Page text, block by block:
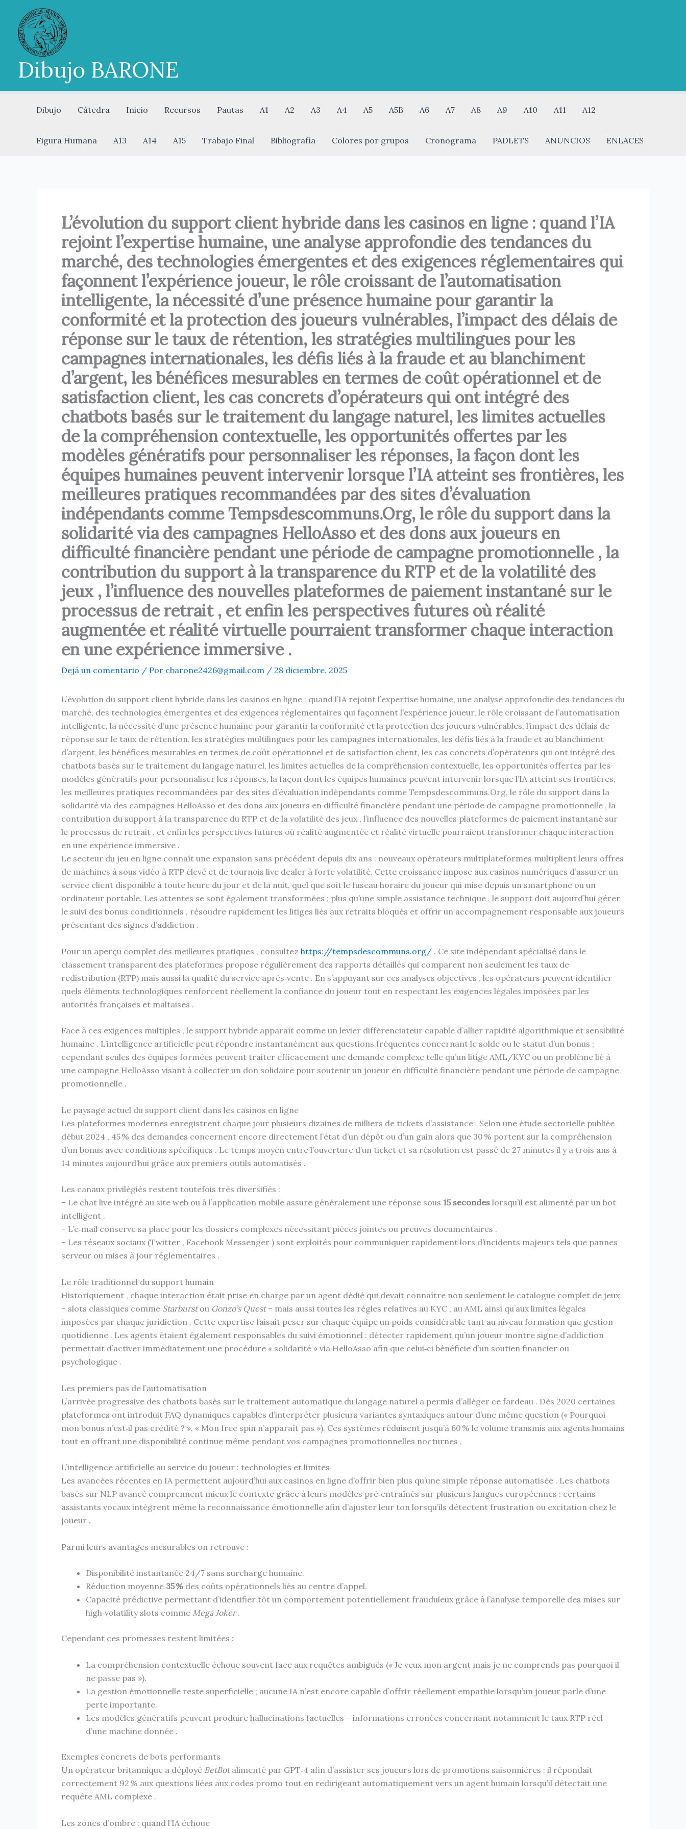
contenido
Dibujo BARONE
Dibujo Cátedra Inicio Recursos Pautas A1 A2 A3 A4 A5 A5B A6 A7 A8 A9 A10 A11 A12
Figura Humana A13 A14 A15 Trabajo Final Bibliografía Colores por grupos Cronograma PADLETS ANUNCIOS ENLACES
L’évolution du support client hybride dans les casinos en ligne : quand l’IA
rejoint l’expertise humaine, une analyse approfondie des tendances du
marché, des technologies émergentes et des exigences réglementaires qui
façonnent l’expérience joueur, le rôle croissant de l’automatisation
intelligente, la nécessité d’une présence humaine pour garantir la
conformité et la protection des joueurs vulnérables, l’impact des délais de
réponse sur le taux de rétention, les stratégies multilingues pour les
campagnes internationales, les défis liés à la fraude et au blanchiment
d’argent, les bénéfices mesurables en termes de coût opérationnel et de
satisfaction client, les cas concrets d’opérateurs qui ont intégré des
chatbots basés sur le traitement du langage naturel, les limites actuelles
de la compréhension contextuelle, les opportunités offertes par les
modèles génératifs pour personnaliser les réponses, la façon dont les
équipes humaines peuvent intervenir lorsque l’IA atteint ses frontières, les
meilleures pratiques recommandées par des sites d’évaluation
indépendants comme Tempsdescommuns.Org, le rôle du support dans la
solidarité via des campagnes HelloAsso et des dons aux joueurs en
difficulté financière pendant une période de campagne promotionnelle , la
contribution du support à la transparence du RTP et de la volatilité des
jeux , l’influence des nouvelles plateformes de paiement instantané sur le
processus de retrait , et enfin les perspectives futures où réalité
augmentée et réalité virtuelle pourraient transformer chaque interaction
en une expérience immersive .
Dejá un comentario / Por cbarone2426@gmail.com / 28 diciembre, 2025
L’évolution du support client hybride dans les casinos en ligne : quand l’IA rejoint l’expertise humaine, une analyse approfondie des tendances du
marché, des technologies émergentes et des exigences réglementaires qui façonnent l’expérience joueur, le rôle croissant de l’automatisation
intelligente, la nécessité d’une présence humaine pour garantir la conformité et la protection des joueurs vulnérables, l’impact des délais de
réponse sur le taux de rétention, les stratégies multilingues pour les campagnes internationales, les défis liés à la fraude et au blanchiment
d’argent, les bénéfices mesurables en termes de coût opérationnel et de satisfaction client, les cas concrets d’opérateurs qui ont intégré des
chatbots basés sur le traitement du langage naturel, les limites actuelles de la compréhension contextuelle, les opportunités offertes par les
modèles génératifs pour personnaliser les réponses, la façon dont les équipes humaines peuvent intervenir lorsque l’IA atteint ses frontières,
les meilleures pratiques recommandées par des sites d’évaluation indépendants comme Tempsdescommuns.Org, le rôle du support dans la
solidarité via des campagnes HelloAsso et des dons aux joueurs en difficulté financière pendant une période de campagne promotionnelle , la
contribution du support à la transparence du RTP et de la volatilité des jeux , l’influence des nouvelles plateformes de paiement instantané sur
le processus de retrait , et enfin les perspectives futures où réalité augmentée et réalité virtuelle pourraient transformer chaque interaction
en une expérience immersive .
Le secteur du jeu en ligne connaît une expansion sans précédent depuis dix ans : nouveaux opérateurs multiplateformes multiplient leurs offres
de machines à sous vidéo à RTP élevé et de tournois live dealer à forte volatilité. Cette croissance impose aux casinos numériques d’assurer un
service client disponible à toute heure du jour et de la nuit, quel que soit le fuseau horaire du joueur qui mise depuis un smartphone ou un
ordinateur portable. Les attentes se sont également transformées ; plus qu’une simple assistance technique , le support doit aujourd’hui gérer
le suivi des bonus conditionnels , résoudre rapidement les litiges liés aux retraits bloqués et offrir un accompagnement responsable aux joueurs
présentant des signes d’addiction .
Pour un aperçu complet des meilleures pratiques , consultez https://tempsdescommuns.org/ . Ce site indépendant spécialisé dans le
classement transparent des plateformes propose régulièrement des rapports détaillés qui comparent non seulement les taux de
redistribution (RTP) mais aussi la qualité du service après‑vente . En s’appuyant sur ces analyses objectives , les opérateurs peuvent identifier
quels éléments technologiques renforcent réellement la confiance du joueur tout en respectant les exigences légales imposées par les
autorités françaises et maltaises .
Face à ces exigences multiples , le support hybride apparaît comme un levier différenciateur capable d’allier rapidité algorithmique et sensibilité
humaine . L’intelligence artificielle peut répondre instantanément aux questions fréquentes concernant le solde ou le statut d’un bonus ;
cependant seules des équipes formées peuvent traiter efficacement une demande complexe telle qu’un litige AML/KYC ou un problème lié à
une campagne HelloAsso visant à collecter un don solidaire pour soutenir un joueur en difficulté financière pendant une période de campagne
promotionnelle .
Le paysage actuel du support client dans les casinos en ligne
Les plateformes modernes enregistrent chaque jour plusieurs dizaines de milliers de tickets d’assistance . Selon une étude sectorielle publiée
début 2024 , 45 % des demandes concernent encore directement l’état d’un dépôt ou d’un gain alors que 30 % portent sur la compréhension
d’un bonus avec conditions spécifiques . Le temps moyen entre l’ouverture d’un ticket et sa résolution est passé de 27 minutes il y a trois ans à
14 minutes aujourd’hui grâce aux premiers outils automatisés .
Les canaux privilégiés restent toutefois très diversifiés :
– Le chat live intégré au site web ou à l’application mobile assure généralement une réponse sous 15 secondes lorsqu’il est alimenté par un bot
intelligent .
– L’e‑mail conserve sa place pour les dossiers complexes nécessitant pièces jointes ou preuves documentaires .
– Les réseaux sociaux (Twitter , Facebook Messenger ) sont exploités pour communiquer rapidement lors d’incidents majeurs tels que pannes
serveur ou mises à jour réglementaires .
Le rôle traditionnel du support humain
Historiquement , chaque interaction était prise en charge par un agent dédié qui devait connaître non seulement le catalogue complet de jeux
– slots classiques comme Starburstou Gonzo’s Quest– mais aussi toutes les règles relatives au KYC , au AML ainsi qu’aux limites légales
imposées par chaque juridiction . Cette expertise faisait peser sur chaque équipe un poids considérable tant au niveau formation que gestion
quotidienne . Les agents étaient également responsables du suivi émotionnel : détecter rapidement qu’un joueur montre signe d’addiction
permettait d’activer immédiatement une procédure « solidarité » via HelloAsso afin que celui‑ci bénéficie d’un soutien financier ou
psychologique .
Les premiers pas de l’automatisation
L’arrivée progressive des chatbots basés sur le traitement automatique du langage naturel a permis d’alléger ce fardeau . Dès 2020 certaines
plateformes ont introduit FAQ dynamiques capables d’interpréter plusieurs variantes syntaxiques autour d’une même question (« Pourquoi
mon bonus n’est‑il pas crédité ? », « Mon free spin n’apparaît pas »). Ces systèmes réduisent jusqu’à 60 % le volume transmis aux agents humains
tout en offrant une disponibilité continue même pendant vos campagnes promotionnelles nocturnes .
L’intelligence artificielle au service du joueur : technologies et limites
Les avancées récentes en IA permettent aujourd’hui aux casinos en ligne d’offrir bien plus qu’une simple réponse automatisée . Les chatbots
basés sur NLP avancé comprennent mieux le contexte grâce à leurs modèles pré‑entraînés sur plusieurs langues européennes ; certains
assistants vocaux intègrent même la reconnaissance émotionnelle afin d’ajuster leur ton lorsqu’ils détectent frustration ou excitation chez le
joueur .
Parmi leurs avantages mesurables on retrouve :
Disponibilité instantanée 24/7 sans surcharge humaine.
Réduction moyenne 35 % des coûts opérationnels liés au centre d’appel.
Capacité prédictive permettant d’identifier tôt un comportement potentiellement frauduleux grâce à l’analyse temporelle des mises sur
high‑volatility slots comme Mega Joker.
Cependant ces promesses restent limitées :
La compréhension contextuelle échoue souvent face aux requêtes ambiguës (« Je veux mon argent mais je ne comprends pas pourquoi il
ne passe pas »).
La gestion émotionnelle reste superficielle ; aucune IA n’est encore capable d’offrir réellement empathie lorsqu’un joueur parle d’une
perte importante.
Les modèles génératifs peuvent produire hallucinations factuelles – informations erronées concernant notamment le taux RTP réel
d’une machine donnée .
Exemples concrets de bots performants
Un opérateur britannique a déployé BetBotalimenté par GPT‑4 afin d’assister ses joueurs lors de promotions saisonnières : il répondait
correctement 92 % aux questions liées aux codes promo tout en redirigeant automatiquement vers un agent humain lorsqu’il détectait une
requête AML complexe .
Les zones d’ombre : quand l’IA échoue